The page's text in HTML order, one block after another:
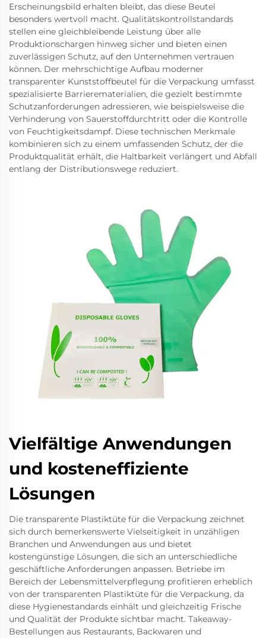
Erscheinungsbild erhalten bleibt, das diese Beutel
besonders wertvoll macht. Qualitätskontrollstandards
stellen eine gleichbleibende Leistung über alle
Produktionschargen hinweg sicher und bieten einen
zuverlässigen Schutz, auf den Unternehmen vertrauen
können. Der mehrschichtige Aufbau moderner
transparenter Kunststoffbeutel für die Verpackung umfasst
spezialisierte Barrierematerialien, die gezielt bestimmte
Schutzanforderungen adressieren, wie beispielsweise die
Verhinderung von Sauerstoffdurchtritt oder die Kontrolle
von Feuchtigkeitsdampf. Diese technischen Merkmale
kombinieren sich zu einem umfassenden Schutz, der die
Produktqualität erhält, die Haltbarkeit verlängert und Abfall
entlang der Distributionswege reduziert.
Vielfältige Anwendungen
und kosteneffiziente
Lösungen
Die transparente Plastiktüte für die Verpackung zeichnet
sich durch bemerkenswerte Vielseitigkeit in unzähligen
Branchen und Anwendungen aus und bietet
kostengünstige Lösungen, die sich an unterschiedliche
geschäftliche Anforderungen anpassen. Betriebe im
Bereich der Lebensmittelverpflegung profitieren erheblich
von der transparenten Plastiktüte für die Verpackung, da
diese Hygienestandards einhält und gleichzeitig Frische
und Qualität der Produkte sichtbar macht. Takeaway-
Bestellungen aus Restaurants, Backwaren und